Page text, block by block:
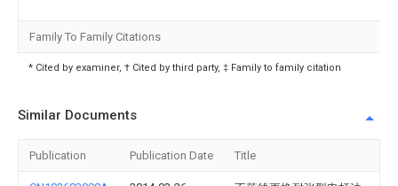
Family To Family Citations
* Cited by examiner, † Cited by third party, ‡ Family to family citation
Similar Documents
Publication Publication Date Title